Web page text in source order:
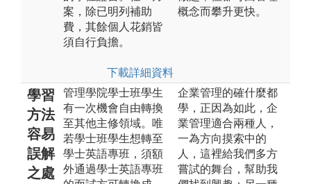
案，除已明列補助
費，其餘個人花銷皆
須自行負擔。
下載詳細資料
概念而攀升更快。
學習
方法
容易
誤解
之處
管理學院學士班學生
有一次機會自由轉換
至其他主修領域。唯
若學士班學生想轉至
學士英語專班，須額
外通過學士英語專班
企業管理的確什麼都
學，正因為如此，企
業管理適合兩種人，
一為方向摸索中的
人，這裡給我們多方
嘗試的舞台，幫助我